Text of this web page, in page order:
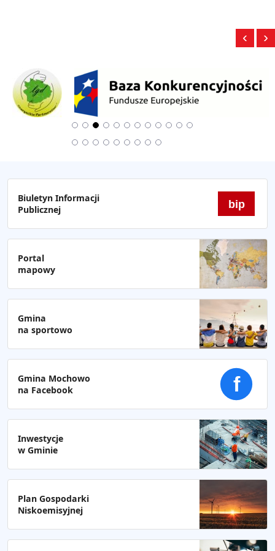
‹ ›
Biuletyn Informacji
Publicznej
bip
Portal
mapowy
Gmina
na sportowo
Gmina Mochowo
na Facebook
f
Inwestycje
w Gminie
Plan Gospodarki
Niskoemisyjnej